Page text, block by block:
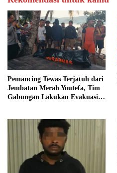
Pemancing Tewas Terjatuh dari
Jembatan Merah Youtefa, Tim
Gabungan Lakukan Evakuasi